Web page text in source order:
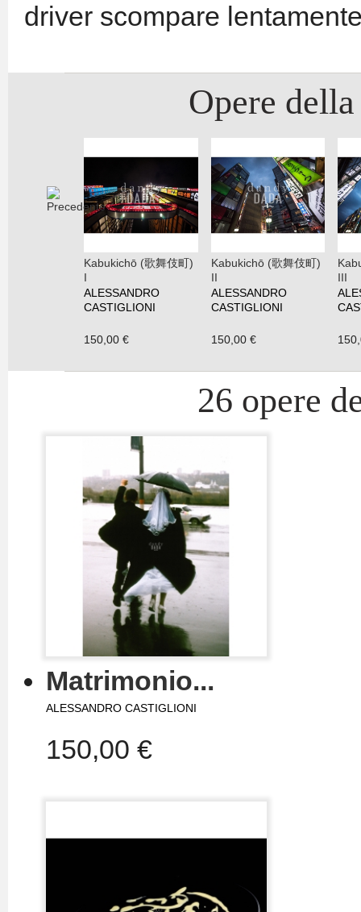
driver scompare
Opere
Kabukichō (歌舞伎町)
I
ALESSANDRO
CASTIGLIONI
150,00 €
Kabukichō (歌舞伎町)
II
ALESSANDRO
CASTIGLIONI
150,00 €
III
26 opere
Matrimonio...
ALESSANDRO CASTIGLIONI
150,00 €